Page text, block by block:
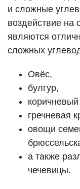
и сложные
воздействие
являются
сложных
Овёс,
булгур,
коричневый
гречневая
овощи
а также
чечевицы.